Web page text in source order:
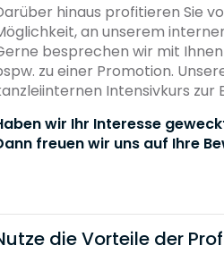
hinaus profitieren Sie
an unserem
besprechen wir mit
zu einer Promotion.
Intensivkurs zur
wir Ihr Interesse
freuen wir uns auf Ihre
die Vorteile der